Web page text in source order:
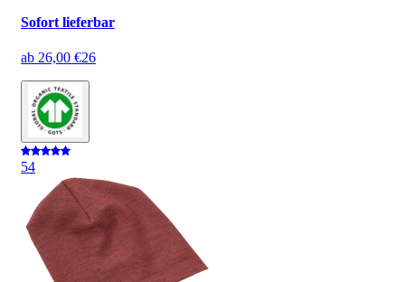
Sofort lieferbar
ab 26,00 €26
54